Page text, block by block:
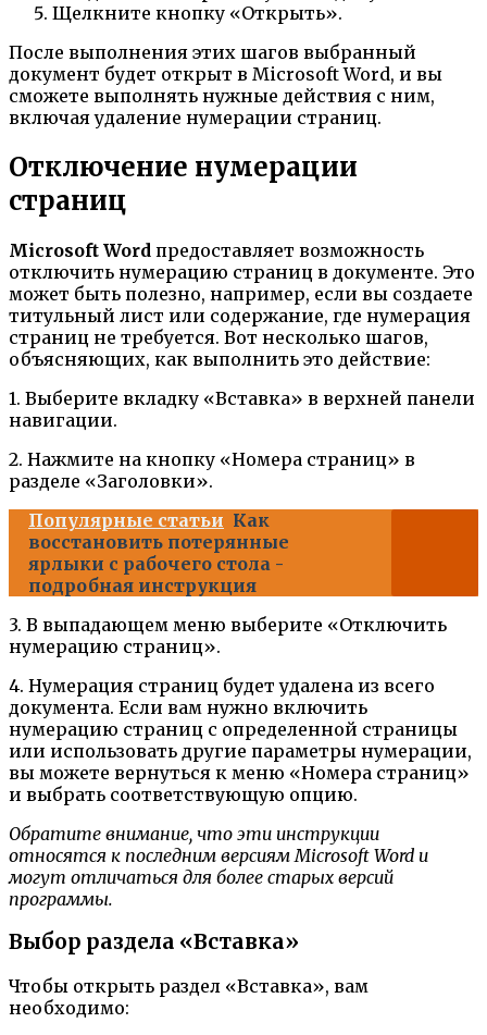
Щелкните кнопку «Открыть».
После выполнения этих шагов выбранный
документ будет открыт в Microsoft Word, и вы
сможете выполнять нужные действия с ним,
включая удаление нумерации страниц.
Отключение нумерации
страниц
Microsoft Word предоставляет возможность
отключить нумерацию страниц в документе. Это
может быть полезно, например, если вы создаете
титульный лист или содержание, где нумерация
страниц не требуется. Вот несколько шагов,
объясняющих, как выполнить это действие:
1. Выберите вкладку «Вставка» в верхней панели
навигации.
2. Нажмите на кнопку «Номера страниц» в
разделе «Заголовки».
Популярные статьи Как
восстановить потерянные
ярлыки с рабочего стола -
подробная инструкция
3. В выпадающем меню выберите «Отключить
нумерацию страниц».
4. Нумерация страниц будет удалена из всего
документа. Если вам нужно включить
нумерацию страниц с определенной страницы
или использовать другие параметры нумерации,
вы можете вернуться к меню «Номера страниц»
и выбрать соответствующую опцию.
Обратите внимание, что эти инструкции
относятся к последним версиям Microsoft Word и
могут отличаться для более старых версий
программы.
Выбор раздела «Вставка»
Чтобы открыть раздел «Вставка», вам
необходимо: